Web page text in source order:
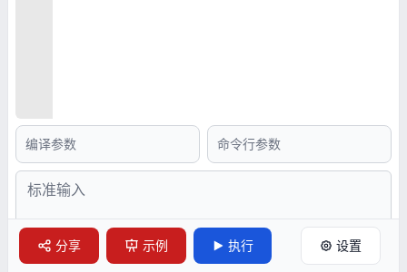
分享 示例 执行 设置